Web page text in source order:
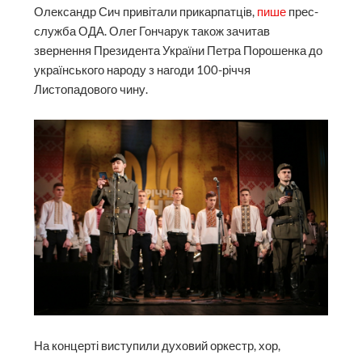
Олександр Сич привітали прикарпатців, пише прес-
служба ОДА. Олег Гончарук також зачитав
звернення Президента України Петра Порошенка до
українського народу з нагоди 100-річчя
Листопадового чину.
На концерті виступили духовий оркестр, хор,